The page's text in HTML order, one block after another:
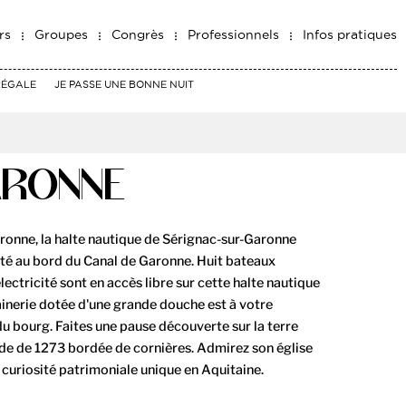
Groupes Congrès Professionnels Infos pratiques
JE PASSE UNE BONNE NUIT
la halte nautique de Sérignac-sur-Garonne
au bord du Canal de Garonne. Huit bateaux
sont en accès libre sur cette halte nautique
dotée d'une grande douche est à votre
bourg. Faites une pause découverte sur la terre
de 1273 bordée de cornières. Admirez son église
patrimoniale unique en Aquitaine.